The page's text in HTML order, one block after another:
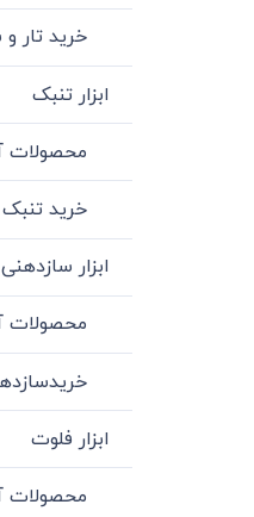
خرید تار
ابزار تنبک
محصولات
خرید تنبک
ابزار سازدهنی
محصولات
ابزار فلوت
محصولات